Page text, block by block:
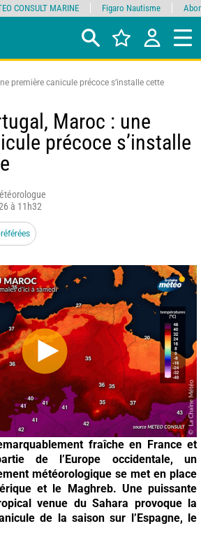
première canicule précoce s’installe cette
Maroc : une
précoce s’installe
à 11h32
fraîche en France et
de l’Europe occidentale, un
météorologique se met en place
et le Maghreb. Une puissante
venue du Sahara provoque la
de la saison sur l’Espagne, le
CONSULT MARINE Figaro Nautisme